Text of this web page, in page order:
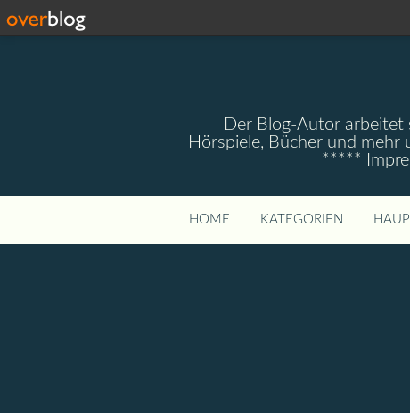
Der Blog-Autor arbeitet
Hörspiele, Bücher und mehr
*****
HOME KATEGORIEN